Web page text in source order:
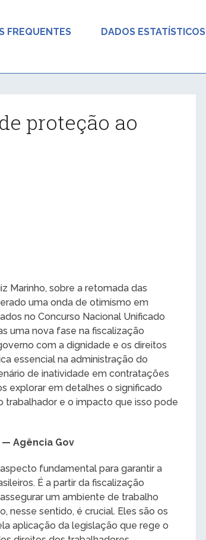
FREQUENTES DADOS ESTATÍSTICOS
proteção ao
Marinho, sobre a retomada das
uma onda de otimismo em
no Concurso Nacional Unificado
uma nova fase na fiscalização
com a dignidade e os direitos
essencial na administração do
de inatividade em contratações
explorar em detalhes o significado
trabalhador e o impacto que isso pode
Agência Gov
fundamental para garantir a
É a partir da fiscalização
um ambiente de trabalho
nesse sentido, é crucial. Eles são os
aplicação da legislação que rege o